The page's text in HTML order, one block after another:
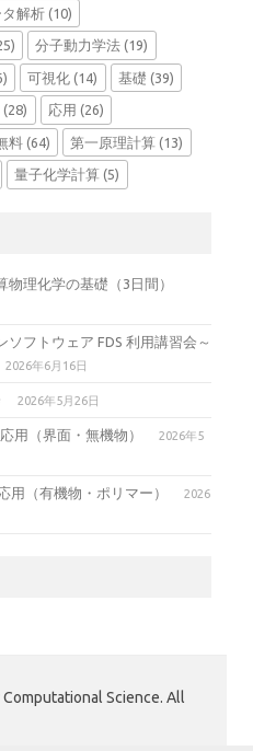
解析(10)
分子動力学法 (19)
可視化 (14) 基礎 (39)
(28) 応用 (26)
料(64) 第一原理計算 (13)
量子化学計算 (5)
理化学の基礎（3日間）
フトウェア FDS 利用講習会～
2026年6月16日
2026年5月26日
用（界面・無機物）
2026年5
用（有機物・ポリマー）
2026
Science. All